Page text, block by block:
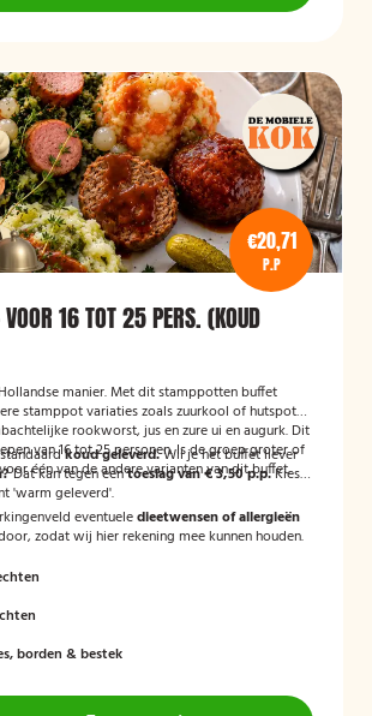
€20,71
P.P
16 TOT 25 PERS. (KOUD
manier. Met dit stamppotten buffet
stamppot variaties zoals zuurkool of hutspot
rookworst, jus en zure ui en augurk. Dit
van 16 tot 25 personen. Is de groep groter of
één van de andere varianten van dit buffet.
koud geleverd.Wil je het buffet liever
Dat kan tegen eentoeslag van € 3,50 p.p.Kies
'warm geleverd'.
eventueledieetwensen of allergieën
zodat wij hier rekening mee kunnen houden.
borden & bestek